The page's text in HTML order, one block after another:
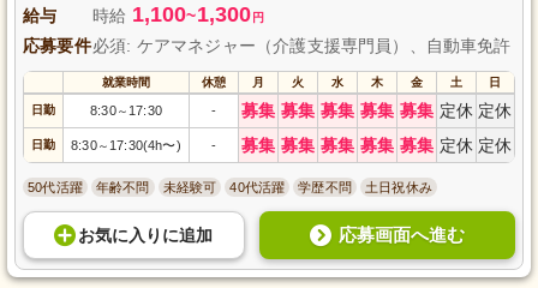
給与 時給 1,100~1,300 円
応募要件必須: ケアマネジャー（介護支援専門員）、自動車免許
就業時間 休憩 月 火 水 木 金 土 日
日勤 8:30～ 17:30 - 募集 募集 募集 募集 募集 定休 定休
日勤 8:30～ 17:30(4h〜) - 募集 募集 募集 募集 募集 定休 定休
50代活躍 年齢不問 未経験可 40代活躍 学歴不問 土日祝休み
お気に入り に追加 応募画面へ進む